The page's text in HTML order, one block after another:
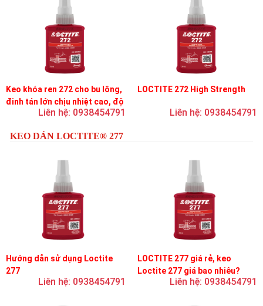
Keo khóa ren 272 cho bu lông,
đinh tán lớn chịu nhiệt cao, độ
bền cao, độ nhớt trung bình
Liên hệ: 0938454791
LOCTITE 272 High Strength
Liên hệ: 0938454791
KEO DÁN LOCTITE® 277
Hướng dẫn sử dụng Loctite
277
Liên hệ: 0938454791
LOCTITE 277 giá rẻ, keo
Loctite 277 giá bao nhiêu?
Liên hệ: 0938454791